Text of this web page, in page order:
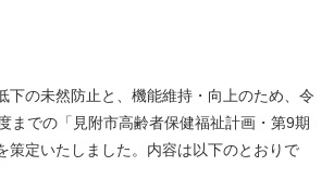
の未然防止と、機能維持・向上のため、令
までの「見附市高齢者保健福祉計画・第9期
策定いたしました。内容は以下のとおりで